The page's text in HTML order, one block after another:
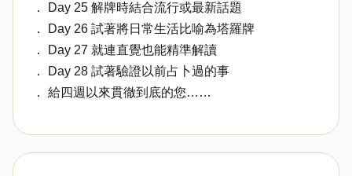
． Day 25 解牌時結合流行或最新話題
． Day 26 試著將日常生活比喻為塔羅牌
． Day 27 就連直覺也能精準解讀
． Day 28 試著驗證以前占卜過的事
． 給四週以來貫徹到底的您……